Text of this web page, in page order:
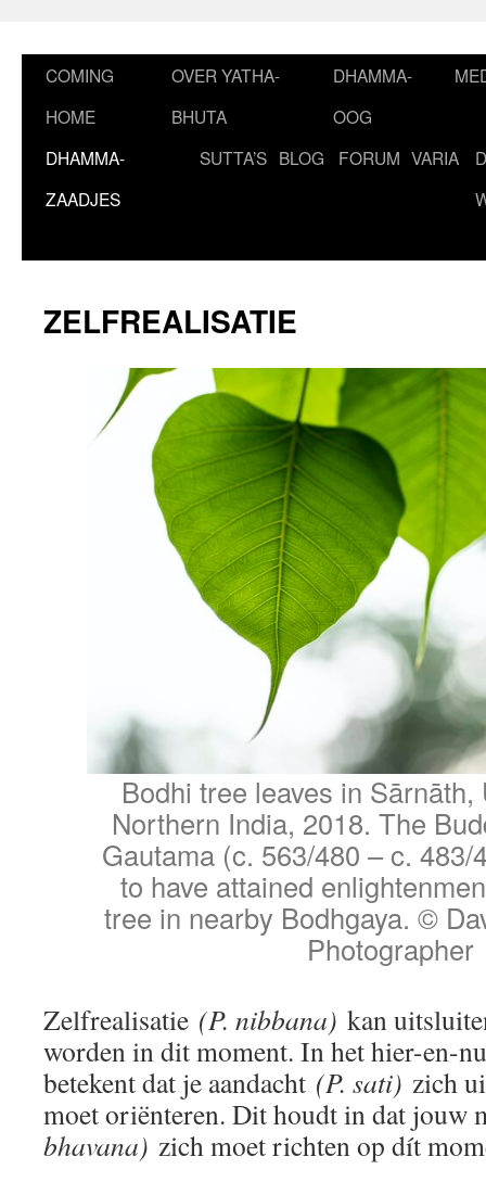
COMING
HOME
OVER YATHA-
BHUTA
DHAMMA-
OOG
DHAMMA-
ZAADJES
SUTTA’S BLOG FORUM VARIA
ZELFREALISATIE
Bodhi tree leaves in
Northern India, 2018. The
Gautama (c. 563/480 – c.
to have attained
tree in nearby Bodhgaya. ©
Photographer
Zelfrealisatie (P. nibbana) kan
worden in dit moment. In het hier-en-
betekent dat je aandacht (P. sati) zich
moet oriënteren. Dit houdt in dat jouw
bhavana) zich moet richten op dít